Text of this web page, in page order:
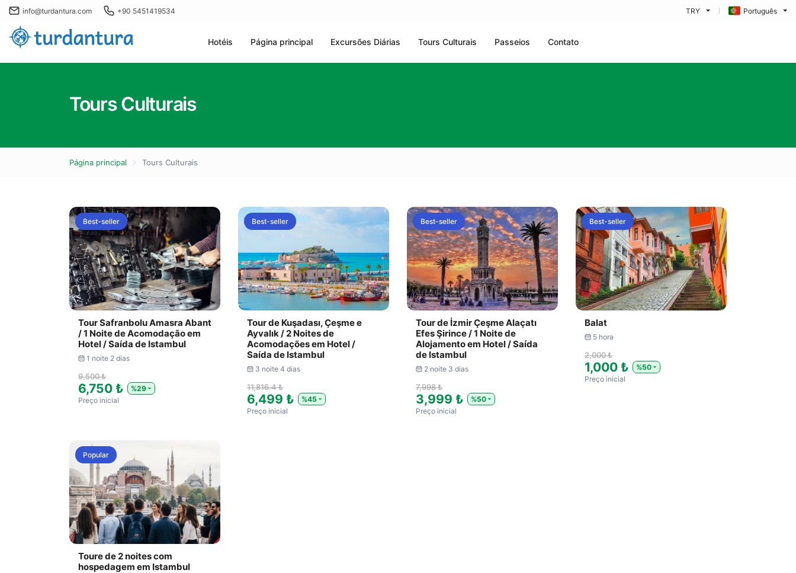
info@turdantura.com +90 5451419534 TRY Português
Hotéis Página principal Excursões Diárias Tours Culturais Passeios Contato
Tours Culturais
Página principal Tours Culturais
Best-seller
Tour Safranbolu Amasra Abant
/ 1 Noite de Acomodação em
Hotel / Saída de Istambul
1 noite 2 dias
9,500 ₺
6,750 ₺
%29
Preço inicial
Best-seller
Tour de Kuşadası, Çeşme e
Ayvalık / 2 Noites de
Acomodações em Hotel /
Saída de Istambul
3 noite 4 dias
11,816.4 ₺
6,499 ₺
%45
Preço inicial
Best-seller
Tour de İzmir Çeşme Alaçatı
Efes Şirince / 1 Noite de
Alojamento em Hotel / Saída
de Istambul
2 noite 3 dias
7,998 ₺
3,999 ₺
%50
Preço inicial
Best-seller
Balat
5 hora
2,000 ₺
1,000 ₺
%50
Preço inicial
Popular
Toure de 2 noites com
hospedagem em Istambul